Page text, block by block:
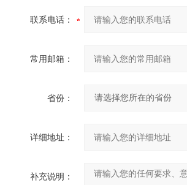
联系电话：
常用邮箱：
省份：
详细地址：
补充说明：